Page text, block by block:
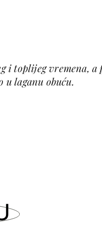
i toplijeg vremena,
u laganu obuću.